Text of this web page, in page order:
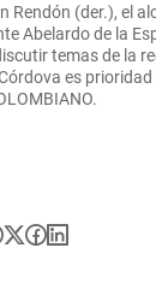
Rendón (der.), el
Abelardo de la
temas de la
es prioridad